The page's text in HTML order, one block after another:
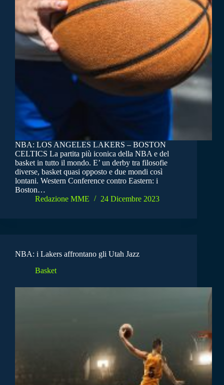
NBA: LOS ANGELES LAKERS – BOSTON
CELTICS La partita più iconica della NBA e del
basket in tutto il mondo. E’ un derby tra filosofie
diverse, basket quasi opposto e due mondi così
lontani. Western Conference contro Eastern: i
Boston…
Redazione MME
24 Dicembre 2023
NBA: i Lakers affrontano gli Utah Jazz
Basket